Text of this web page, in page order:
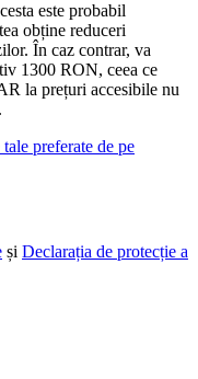
este probabil
obține reduceri
În caz contrar, va
1300 RON, ceea ce
la prețuri accesibile nu
preferate de pe
și Declarația de protecție a